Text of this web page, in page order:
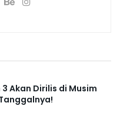
Akan Dirilis di Musim